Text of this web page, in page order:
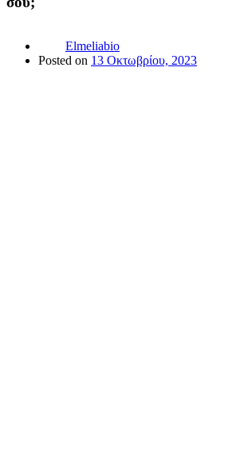
Elmeliabio
Posted on 13 Οκτωβρίου, 2023